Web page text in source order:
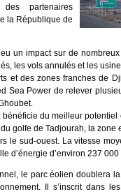
partenaires
la République de
un impact sur de
les vols annulés et les
et des zones franches de
Sea Power de relever
bénéficie du meilleur
golfe de Tadjourah, la
le sud-ouest. La vitesse
d’énergie d’environ 237
le parc éolien doublera
Il s’inscrit dans